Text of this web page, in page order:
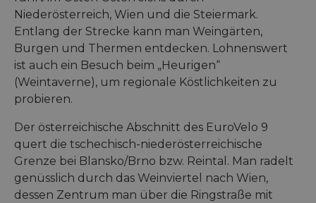
Niederösterreich, Wien und die Steiermark.
Entlang der Strecke kann man Weingärten,
Burgen und Thermen entdecken. Lohnenswert
ist auch ein Besuch beim „Heurigen“
(Weintaverne), um regionale Köstlichkeiten zu
probieren.
Der österreichische Abschnitt des EuroVelo 9
quert die tschechisch-niederösterreichische
Grenze bei Blansko/Brno bzw. Reintal. Man radelt
genüsslich durch das Weinviertel nach Wien,
dessen Zentrum man über die Ringstraße mit